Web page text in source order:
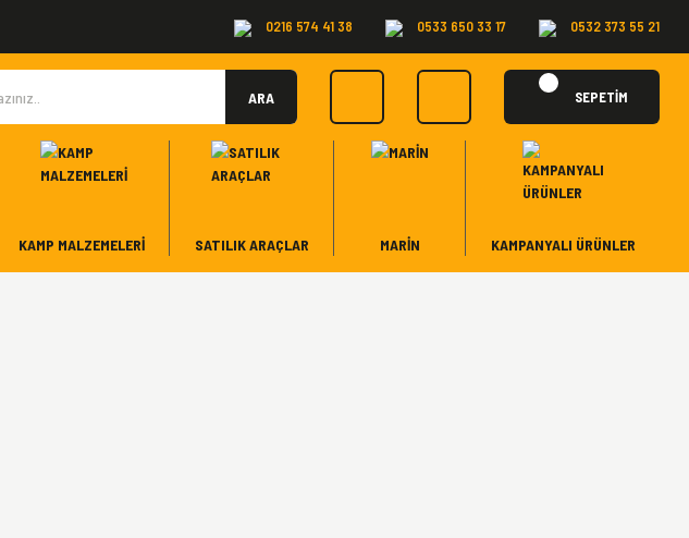
0216 574 41 38 0533 650 33 17 0532 373 55 21
ARA SEPETİM
KAMP MALZEMELERI SATILIK ARAÇLAR MARİN KAMPANYALI ÜRÜNLER